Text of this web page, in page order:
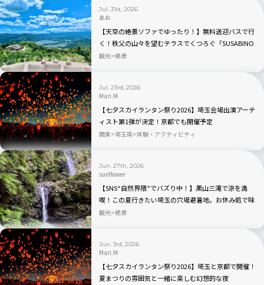
Jul. 31st, 2026
あお
【天空の絶景ソファでゆったり！】無料送迎バスで行
く！秩父の山々を望むテラスでくつろぐ「SUSABINO
TERRACE」を現地レビュー｜埼玉県
観光 絶景
Jul. 23rd, 2026
Mari.M
【七夕スカイランタン祭り2026】埼玉会場出演アーテ
ィスト第1弾が決定！京都でも開催予定
関東 埼玉県 体験・アクティビティ
Jun. 27th, 2026
sunflower
【SNS“自然界隈”でバズり中！】黒山三滝で涼を満
喫！この夏行きたい埼玉の穴場避暑地。お休み処で味
わう癒やしのひととき｜埼玉県越生町
観光 絶景
Jun. 3rd, 2026
Mari.M
【七夕スカイランタン祭り2026】埼玉と京都で開催！
夏まつりの雰囲気と一緒に楽しむ幻想的な夜